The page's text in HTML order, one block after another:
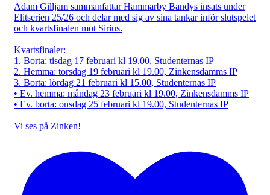
Adam Gilljam sammanfattar Hammarby Bandys insats under
Elitserien 25/26 och delar med sig av sina tankar inför slutspelet
och kvartsfinalen mot Sirius.
Kvartsfinaler:
1. Borta: tisdag 17 februari kl 19.00, Studenternas IP
2. Hemma: torsdag 19 februari kl 19.00, Zinkensdamms IP
3. Borta: lördag 21 februari kl 15.00, Studenternas IP
• Ev. hemma: måndag 23 februari kl 19.00, Zinkensdamms IP
• Ev. borta: onsdag 25 februari kl 19.00, Studenternas IP
Vi ses på Zinken!